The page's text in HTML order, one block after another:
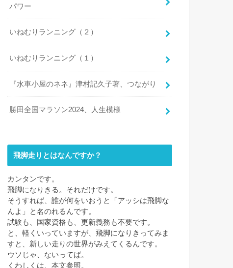
パワー
いねむりランニング（２）
いねむりランニング（１）
『水車小屋のネネ』津村記久子著、つながり
勝田全国マラソン2024、人生模様
飛脚走りとはなんですか？
カンタンです。
飛脚になりきる。それだけです。
そうすれば、誰が何をいおうと「アッシは飛脚な
んよ」と名のれるんです。
試験も、国家資格も、更新義務も不要です。
と、軽くいっていますが、飛脚になりきってみま
すと、新しい走りの世界がみえてくるんです。
ウソじゃ、ないってば。
くわしくは、本文参照。